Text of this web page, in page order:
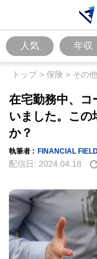
人気 年収
トップ> 保険 > その
在宅勤務中、コ
いました。この
か？
執筆者 : FINANCIAL
配信日: 2024.04.18